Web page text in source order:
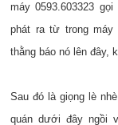
máy 0593.603323
phát ra từ trong máy
thằng báo nó lên đây,
Sau đó là giọng lè
quán dưới đây ngồi